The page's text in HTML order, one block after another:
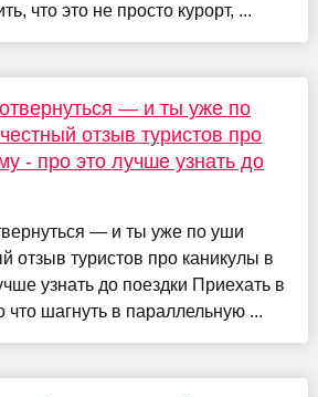
что это не просто курорт, ...
— и ты уже по
отзыв туристов про
- про это лучше узнать до
— и ты уже по уши
отзыв туристов про каникулы в
узнать до поездки Приехать в
шагнуть в параллельную ...